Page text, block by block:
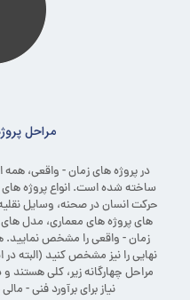
مراحل
ساخته شده است. انواع پروژه
حرکت انسان در صحنه، وسایل
های پروژه های معماری، مدل های
زمان - واقعی را مشخص نمایید.
نهایی را نیز مشخص کنید (البته در
مراحل چهارگانه زیر، کلی هستند
نیاز برای برآورد فنی -